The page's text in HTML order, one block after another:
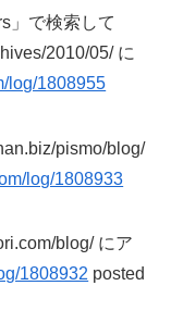
」で検索して
2010/05/ に
log/1808955
pismo/blog/
log/1808933
blog/ にア
1808932 posted